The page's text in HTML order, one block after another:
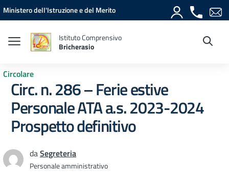
Vai ai contenuti
Vai al menu di navigazione
Vai al footer
Ministero dell'Istruzione e del Merito
Istituto Comprensivo
Bricherasio
Circolare
Circ. n. 286 – Ferie estive
Personale ATA a.s. 2023-2024
Prospetto definitivo
daSegreteria
Personale amministrativo